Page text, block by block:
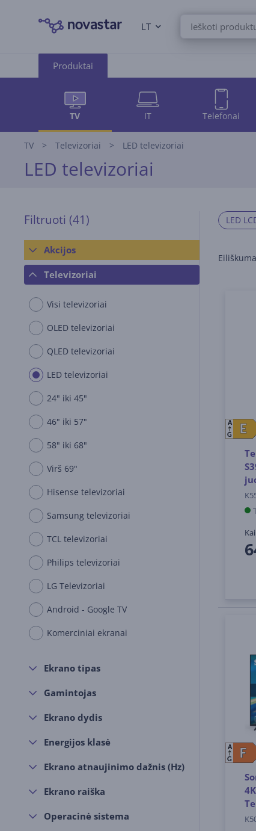
LT
Produktai
TV IT Telefonai
TV Televizoriai LED televizoriai
LED televizoriai
Filtruoti (41)
Akcijos
Televizoriai
Visi televizoriai
OLED televizoriai
QLED televizoriai
LED televizoriai
24" iki 45"
46" iki 57"
58" iki 68"
Virš 69"
Hisense televizoriai
Samsung televizoriai
TCL televizoriai
Philips televizoriai
LG Televizoriai
Android - Google TV
Komerciniai ekranai
Ekrano tipas
Gamintojas
Ekrano dydis
Energijos klasė
Ekrano atnaujinimo dažnis (Hz)
Ekrano raiška
Operacinė sistema
LED
E
E
A
G
F
F
A
G